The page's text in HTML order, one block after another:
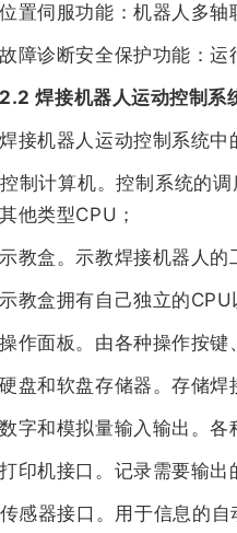
伺服功能：机器人多轴联
诊断安全保护功能：运行
2.2 焊接机器人运动控制系
机器人运动控制系统中
计算机。控制系统的调
他类型CPU；
盒。示教焊接机器人的
盒拥有自己独立的CPU
面板。由各种操作按键
和软盘存储器。存储焊接
和模拟量输入输出。各
机接口。记录需要输出
器接口。用于信息的自